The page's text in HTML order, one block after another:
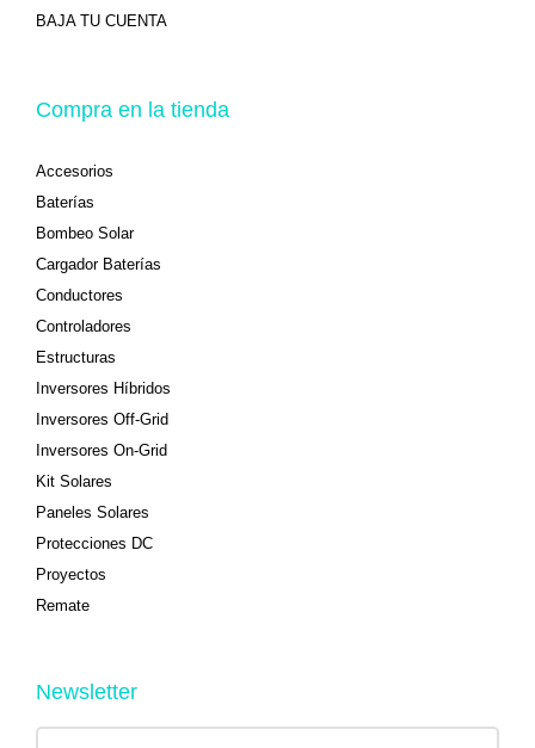
BAJA TU CUENTA
Compra en la tienda
Accesorios
Baterías
Bombeo Solar
Cargador Baterías
Conductores
Controladores
Estructuras
Inversores Híbridos
Inversores Off-Grid
Inversores On-Grid
Kit Solares
Paneles Solares
Protecciones DC
Proyectos
Remate
Newsletter